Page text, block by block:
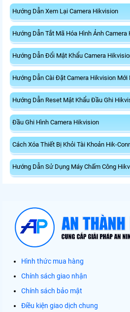
Hướng Dẫn Xem Lại Camera Hikvision
Hướng Dẫn Tắt Mã Hóa Hình Ảnh Camera
Hướng Dẫn Đổi Mật Khẩu Camera
Hướng Dẫn Cài Đặt Camera Hikvision Mới
Hướng Dẫn Reset Mật Khẩu Đầu Ghi
Đầu Ghi Hình Camera Hikvision
Cách Xóa Thiết Bị Khỏi Tài Khoản Hik-
Hướng Dẫn Sử Dụng Máy Chấm Công
Hình thức mua hàng
Chính sách giao nhận
Chính sách bảo mật
Điều kiện giao dịch chung